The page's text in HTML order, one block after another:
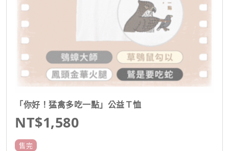
「你好！猛禽多吃一點」公益Ｔ恤
NT$1,580
售完